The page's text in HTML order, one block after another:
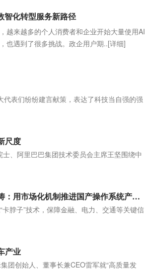
智化转型服务新路径
越来越多的个人消费者和企业开始大量使用AI
也遇到了很多挑战。政企用户期..[详细]
表们纷纷建言献策，表达了科技当自强的强
尺度
、阿里巴巴集团技术委员会主席王坚围绕中
全国人大代表、湖南麒麟信安科技股份有限公司董事长杨涛：用市场化机制推进国产操作系统产业化高质量发展
脖子”技术，保障金融、电力、交通等关键信
产业
团创始人、董事长兼CEO雷军就“高质量发